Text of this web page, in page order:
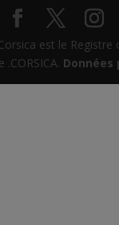
est le Registre
.CORSICA. Données